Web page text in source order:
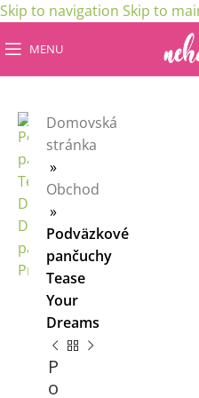
Skip to navigation Skip to
MENU
Domovská
stránka
»
Obchod
»
Podväzkové
pančuchy
Tease
Your
Dreams
P
o